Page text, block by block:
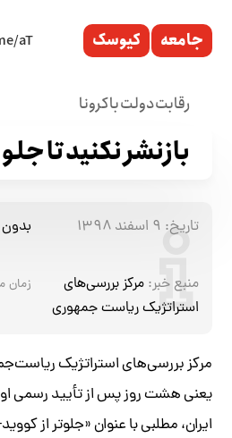
جامعه کیوسک
رقابت دولت با کرونا
بازنشر نکنید تا
تاریخ: ۹ اسفند ۱۳۹۸
منبع خبر: مرکز بررسی‌های
استراتژیک ریاست جمهوری
زمان
مرکز بررسی‌های استراتژیک
یعنی هشت روز پس از تأیید رسمی